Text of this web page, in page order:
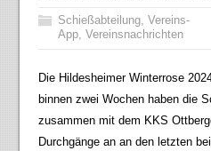
Schießabteilung, Vereins-
App, Vereinsnachrichten
Die Hildesheimer Winterrose
binnen zwei Wochen haben die
zusammen mit dem KKS
Durchgänge an an den letzten